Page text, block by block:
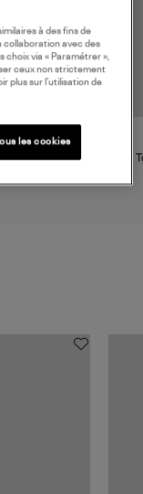
Harbor Blue
à des fins de
collaboration avec des
choix via « Paramétrer »,
ceux non strictement
plus sur l’utilisation de
les cookies